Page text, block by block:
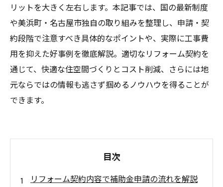
リットを大きく左右します。本記事では、国の最新制度
や美浜町・名古屋市独自の取り組みを整理し、申請・契
約段階で注意すべき具体的なポイントや、実際に工事費
用を抑えた好事例を徹底解説。適切なリフォーム契約を
通じて、快適な住空間づくりとコスト削減、さらには地
元ならではの情報も逃さず掴めるノウハウを得ることが
できます。
目次
リフォーム契約内容で補助金申請の流れを解説